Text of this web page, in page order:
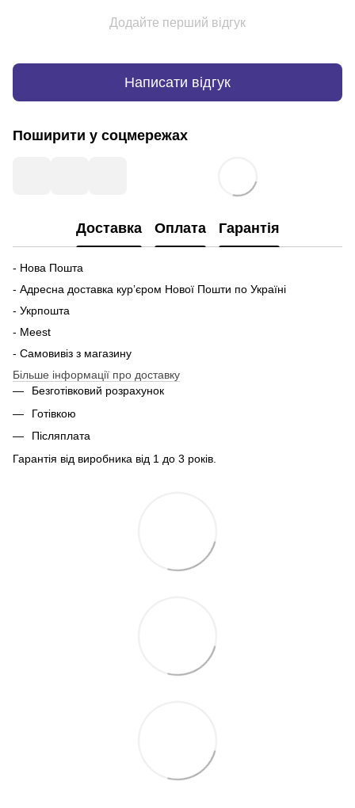
Додайте перший відгук
Написати відгук
Поширити у соцмережах
Доставка Оплата Гарантія
- Нова Пошта
- Адресна доставка курʼєром Нової Пошти по Україні
- Укрпошта
- Meest
- Самовивіз з магазину
Більше інформації про доставку
Безготівковий розрахунок
Готівкою
Післяплата
Гарантія від виробника від 1 до 3 років.